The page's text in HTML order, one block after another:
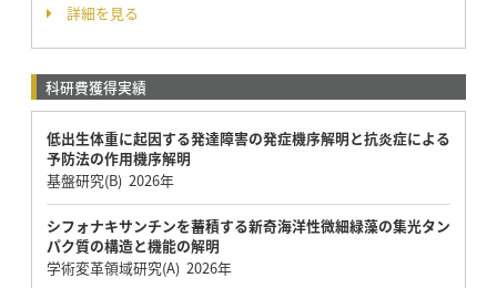
詳細を見る
科研費獲得実績
低出生体重に起因する発達障害の発症機序解明と抗炎症による
予防法の作用機序解明
基盤研究(B) 2026年
シフォナキサンチンを蓄積する新奇海洋性微細緑藻の集光タン
パク質の構造と機能の解明
学術変革領域研究(A) 2026年